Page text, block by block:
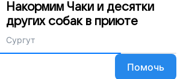
Накормим Чаки и десятки
других собак в приюте
Сургут
Помочь